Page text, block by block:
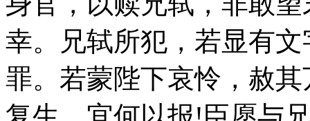
幸。兄轼所犯，若显有
罪。若蒙陛下哀怜，赦